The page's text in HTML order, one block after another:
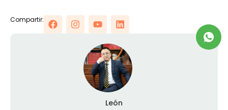
Compartir:
León